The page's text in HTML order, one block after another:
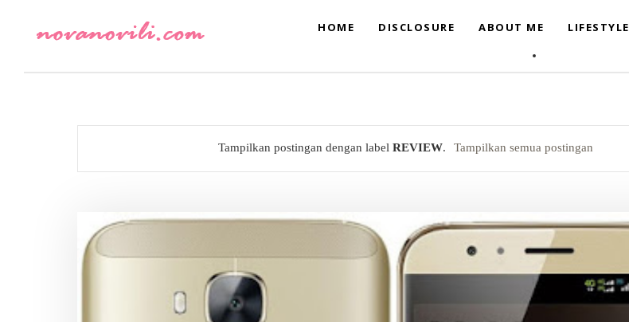
HOME DISCLOSURE ABOUT ME LIFESTYLE
Tampilkan postingan dengan labelREVIEW. Tampilkan semua postingan